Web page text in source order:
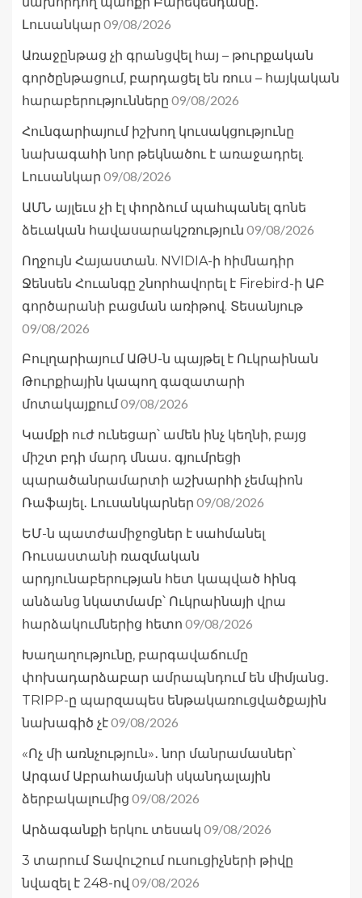
Լուսանկար 09/08/2026
Առաջընթաց չի գրանցվել հայ – թուրքական
գործընթացում, բարդացել են ռուս – հայկական
հարաբերությունները 09/08/2026
Հունգարիայում իշխող կուսակցությունը
նախագահի նոր թեկնածու է առաջադրել.
Լուսանկար 09/08/2026
ԱՄՆ այլեւս չի էլ փորձում պահպանել գոնե
ձեւական հավասարակշռություն 09/08/2026
Ողջույն Հայաստան. NVIDIA-ի հիմնադիր
Ջենսեն Հուանգը շնորհավորել է Firebird-ի ԱԲ
գործարանի բացման առիթով. Տեսանյութ
09/08/2026
Բուլղարիայում ԱԹՍ-ն պայթել է Ուկրաինան
Թուրքիային կապող գազատարի
մոտակայքում09/08/2026
Կամքի ուժ ունեցար՝ ամեն ինչ կեղնի, բայց
միշտ բդի մարդ մնաս․ գյումրեցի
պարածանրամարտի աշխարհի չեմպիոն
Ռաֆայել․ Լուսանկարներ 09/08/2026
ԵՄ-ն պատժամիջոցներ է սահմանել
Ռուսաստանի ռազմական
արդյունաբերության հետ կապված հինգ
անձանց նկատմամբ՝ Ուկրաինայի վրա
հարձակումներից հետո 09/08/2026
Խաղաղությունը, բարգավաճումը
փոխադարձաբար ամրապնդում են միմյանց․
TRIPP-ը պարզապես ենթակառուցվածքային
նախագիծ չէ09/08/2026
«Ոչ մի առնչություն»․ նոր մանրամասներ՝
Արգամ Աբրահամյանի սկանդալային
ձերբակալումից 09/08/2026
Արձագանքի երկու տեսակ 09/08/2026
3 տարում Տավուշում ուսուցիչների թիվը
նվազել է 248-ով 09/08/2026